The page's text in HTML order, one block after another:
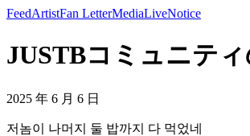
FeedArtistFan LetterMediaLiveNotice
JUSTBコミュニテ
2025 年 6 月 6 日
저놈이 나머지 둘 밥까지 다 먹었네